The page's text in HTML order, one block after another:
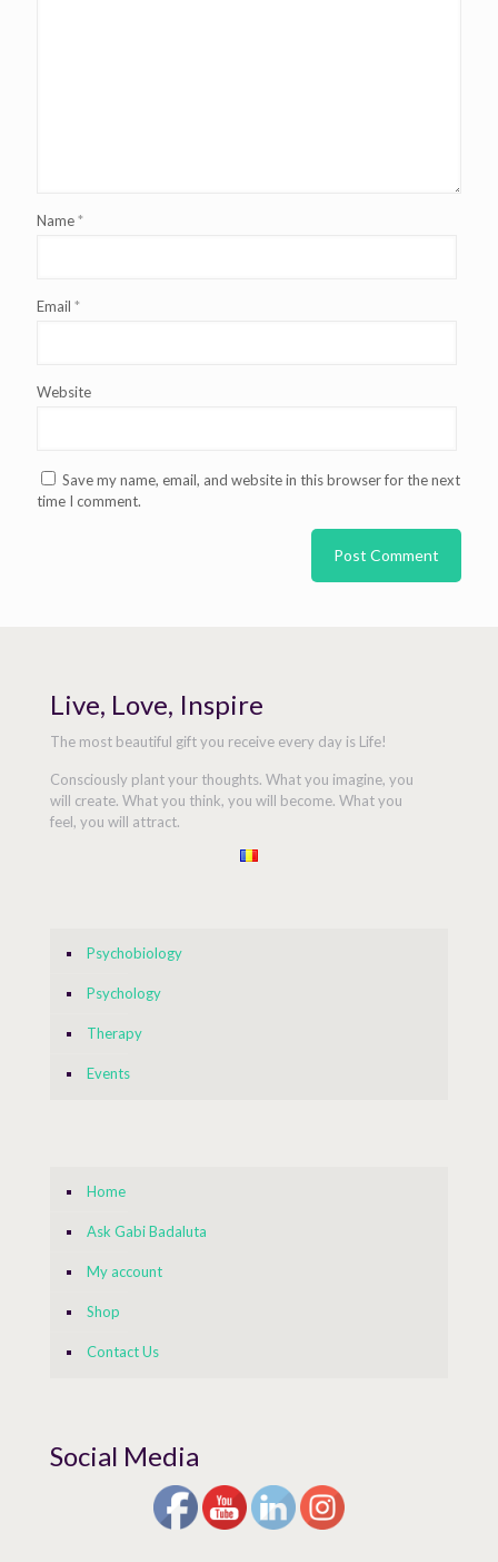
Name*
Email *
Website
Save my name, email, and website in this browser for the next
time I comment.
Live, Love, Inspire
The most beautiful gift you receive every day is Life!
Consciously plant your thoughts. What you imagine, you
will create. What you think, you will become. What you
feel, you will attract.
Psychobiology
Psychology
Therapy
Events
Home
Ask Gabi Badaluta
My account
Shop
Contact Us
Social Media